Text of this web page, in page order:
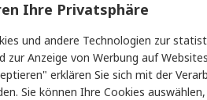
Beim Hersteller auf Lager
Siemens Rahmen Schutzfolie
RS Best.-Nr. 113-921
Herst. Teile-Nr. 6AV6881-0MH21-2BA0
Ihre Privatsphäre
und andere Technologien zur
zur Anzeige von Werbung auf
erklären Sie sich mit der
Sie können Ihre Cookies